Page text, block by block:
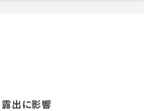
出に影響